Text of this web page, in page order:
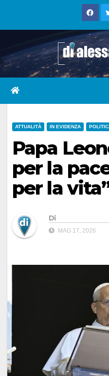
ATTUALITÀ IN EVIDENZA
Papa
per la
per la
Di
MAG 17, 2026